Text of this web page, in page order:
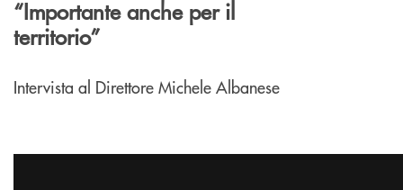
“Importante anche per il
territorio”
Intervista al Direttore Michele Albanese